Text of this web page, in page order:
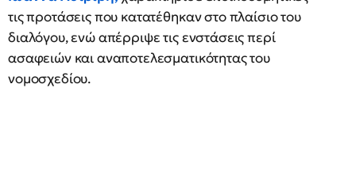
τις προτάσεις που κατατέθηκαν στο πλαίσιο του
διαλόγου, ενώ απέρριψε τις ενστάσεις περί
ασαφειών και αναποτελεσματικότητας του
νομοσχεδίου.